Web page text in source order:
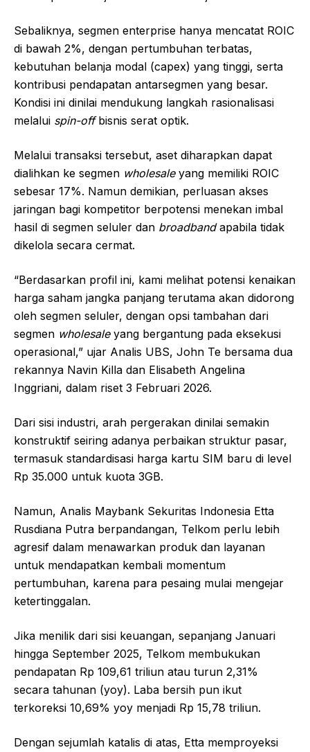
Sebaliknya, segmen enterprise hanya mencatat ROIC
di bawah 2%, dengan pertumbuhan terbatas,
kebutuhan belanja modal (capex) yang tinggi, serta
kontribusi pendapatan antarsegmen yang besar.
Kondisi ini dinilai mendukung langkah rasionalisasi
melalui spin-offbisnis serat optik.
Melalui transaksi tersebut, aset diharapkan dapat
dialihkan ke segmen wholesaleyang memiliki ROIC
sebesar 17%. Namun demikian, perluasan akses
jaringan bagi kompetitor berpotensi menekan imbal
hasil di segmen seluler dan broadbandapabila tidak
dikelola secara cermat.
“Berdasarkan profil ini, kami melihat potensi kenaikan
harga saham jangka panjang terutama akan didorong
oleh segmen seluler, dengan opsi tambahan dari
segmen wholesale yang bergantung pada eksekusi
operasional,” ujar Analis UBS, John Te bersama dua
rekannya Navin Killa dan Elisabeth Angelina
Inggriani, dalam riset 3 Februari 2026.
Dari sisi industri, arah pergerakan dinilai semakin
konstruktif seiring adanya perbaikan struktur pasar,
termasuk standardisasi harga kartu SIM baru di level
Rp 35.000 untuk kuota 3GB.
Namun, Analis Maybank Sekuritas Indonesia Etta
Rusdiana Putra berpandangan, Telkom perlu lebih
agresif dalam menawarkan produk dan layanan
untuk mendapatkan kembali momentum
pertumbuhan, karena para pesaing mulai mengejar
ketertinggalan.
Jika menilik dari sisi keuangan, sepanjang Januari
hingga September 2025, Telkom membukukan
pendapatan Rp 109,61 triliun atau turun 2,31%
secara tahunan (yoy). Laba bersih pun ikut
terkoreksi 10,69% yoy menjadi Rp 15,78 triliun.
Dengan sejumlah katalis di atas, Etta memproyeksi